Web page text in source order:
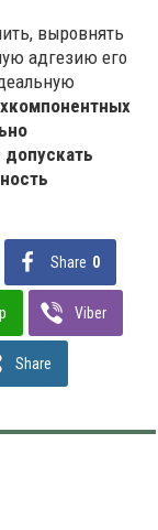
выровнять
адгезию его
Share 0
Viber
Share